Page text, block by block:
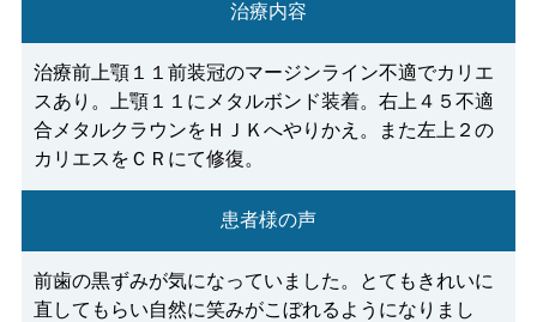
治療内容
治療前上顎１１前装冠のマージンライン不適でカリエ
スあり。上顎１１にメタルボンド装着。右上４５不適
合メタルクラウンをＨＪＫへやりかえ。また左上２の
カリエスをＣＲにて修復。
患者様の声
前歯の黒ずみが気になっていました。とてもきれいに
直してもらい自然に笑みがこぼれるようになりまし